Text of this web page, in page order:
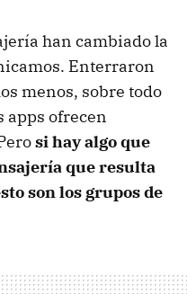
han cambiado la
Enterraron
menos, sobre todo
apps ofrecen
si hay algo que
que resulta
son los grupos de